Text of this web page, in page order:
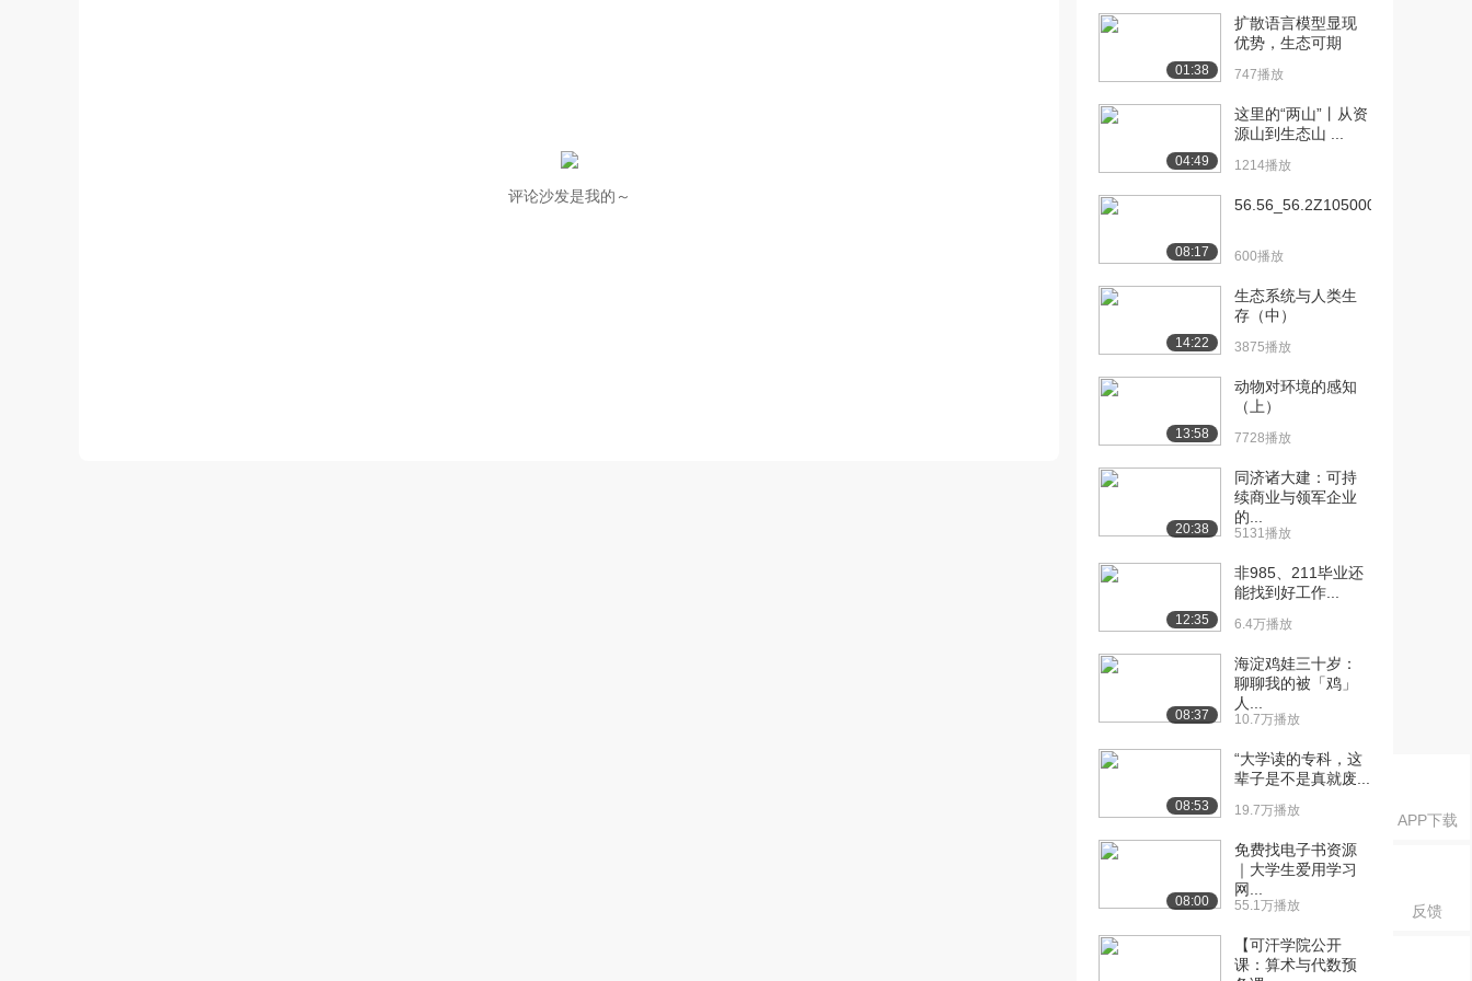
APP下载
反馈
评论沙发是我的～
化（下）
1451播放
[11] 24.1 人类的免疫防线
1565播放
[12] 24.1 人类的免疫防线
805播放
[13] 24.1 人体的免疫防线
1677播放
[14] 24.1 人体的免疫防线
1008播放
[15] 24.2 传染病的预防
1（上）
1505播放
[16] 24.2 传染病的预防
1（下）
[17] 24.2 传染病的预防
10:13
[18] 24.2 传染病的预防
10:17
[19] 25.1 选择健康的生活
方式（上）
1795播放
10:20
[20] 25.1 选择健康的生活
742播放
10:21
[21] 25.2 关注家庭生活安
10:27
01:38
扩散语言模型显现
优势，生态可期
747播放
04:49
这里的“两山”丨从资
源山到生态山 ...
1214播放
08:17
56.56_56.2Z105000...
600播放
14:22
生态系统与人类生
存（中）
3875播放
13:58
动物对环境的感知
（上）
7728播放
20:38
同济诸大建：可持
续商业与领军企业
的...
5131播放
12:35
非985、211毕业还
能找到好工作...
6.4万播放
08:37
海淀鸡娃三十岁：
聊聊我的被「鸡」
人...
10.7万播放
08:53
“大学读的专科，这
辈子是不是真就废...
19.7万播放
08:00
免费找电子书资源
｜大学生爱用学习
网...
55.1万播放
【可汗学院公开
课：算术与代数预